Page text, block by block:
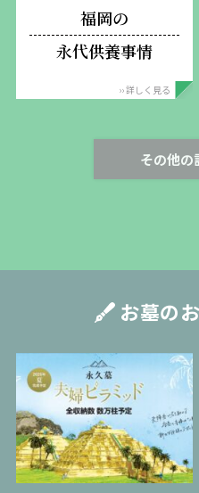
福岡の
永代供養事情
›› 詳しく見る
その他の
お墓の